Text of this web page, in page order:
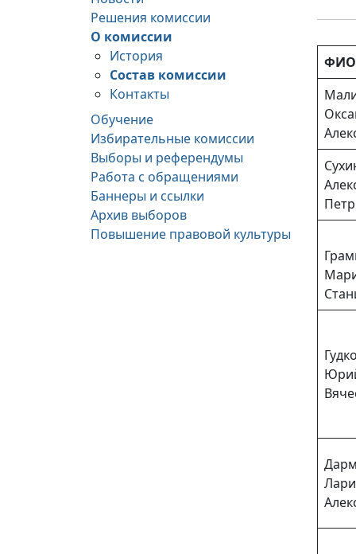
Решения комиссии
О комиссии
История
Состав комиссии
Контакты
Обучение
Избирательные комиссии
Выборы и референдумы
Работа с обращениями
Баннеры и ссылки
Архив выборов
Повышение правовой культуры
ФИО